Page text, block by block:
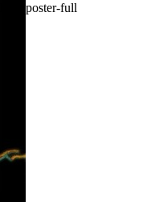
poster-full